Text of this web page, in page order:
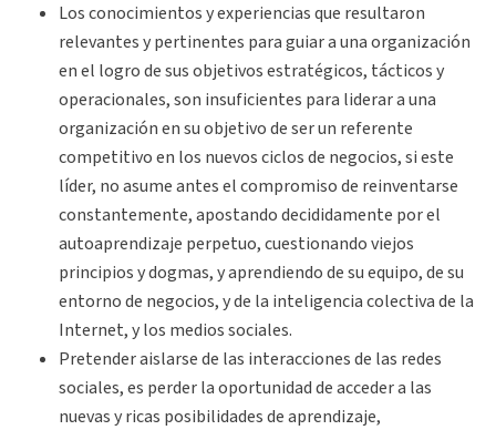
Los conocimientos y experiencias que resultaron
relevantes y pertinentes para guiar a una organización
en el logro de sus objetivos estratégicos, tácticos y
operacionales, son insuficientes para liderar a una
organización en su objetivo de ser un referente
competitivo en los nuevos ciclos de negocios, si este
líder, no asume antes el compromiso de reinventarse
constantemente, apostando decididamente por el
autoaprendizaje perpetuo, cuestionando viejos
principios y dogmas, y aprendiendo de su equipo, de su
entorno de negocios, y de la inteligencia colectiva de la
Internet, y los medios sociales.
Pretender aislarse de las interacciones de las redes
sociales, es perder la oportunidad de acceder a las
nuevas y ricas posibilidades de aprendizaje,